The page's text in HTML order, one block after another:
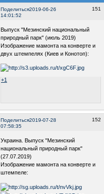
Поделиться 151
2019-06-26
14:01:52
Выпуск "Мезинский национальный
природный парк" (июль 2019)
Изображение мамонта на конверте и
двух штемпелях (Киев и Конотоп):
+1
Поделиться 152
2019-07-28
07:58:35
Украина. Выпуск "Мезинский
национальный природный парк"
(27.07.2019)
Изображение мамонта на конверте и
штемпеле: